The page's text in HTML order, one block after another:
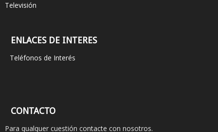
Televisión
ENLACES DE INTERES
Teléfonos de Interés
CONTACTO
Para qualquer cuestión contacte con nosotros.